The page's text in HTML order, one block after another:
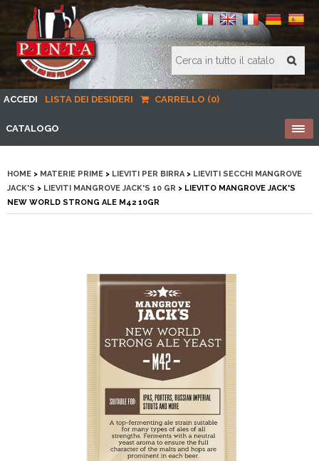
ACCEDI LISTA DEI DESIDERI CARRELLO (0)
CATALOGO
HOME > MATERIE PRIME > LIEVITI PER BIRRA> LIEVITI SECCHI MANGROVE
JACK'S > LIEVITI MANGROVE JACK'S 10 GR > LIEVITO MANGROVE JACK'S
NEW WORLD STRONG ALE M42 10GR